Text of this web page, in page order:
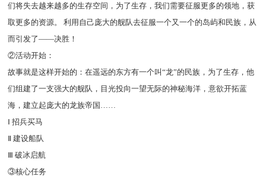
们将失去越来越多的生存空间，为了生存，我们需要征服更多的领地，获
取更多的资源。 利用自己庞大的舰队去征服一个又一个的岛屿和民族，从
而引发了——决胜！
②活动开始：
故事就是这样开始的：在遥远的东方有一个叫“龙”的民族，为了生存，他
们组建了一支强大的舰队，目光投向一望无际的神秘海洋，意欲开拓蓝
海，建立起庞大的龙族帝国……
Ⅰ 招兵买马
Ⅱ 建设船队
Ⅲ 破冰启航
③核心任务